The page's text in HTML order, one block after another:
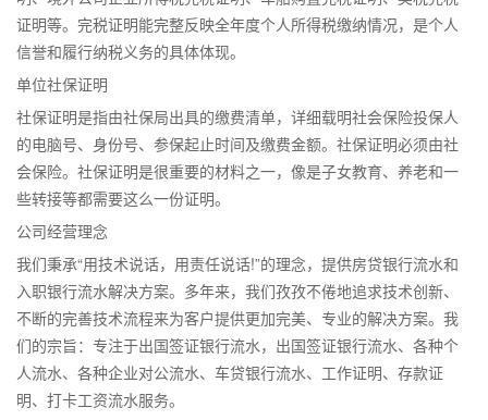
证明等。完税证明能完整反映全年度个人所得税缴纳情况，是个人
信誉和履行纳税义务的具体体现。
单位社保证明
社保证明是指由社保局出具的缴费清单，详细载明社会保险投保人
的电脑号、身份号、参保起止时间及缴费金额。社保证明必须由社
会保险。社保证明是很重要的材料之一，像是子女教育、养老和一
些转接等都需要这么一份证明。
公司经营理念
我们秉承“用技术说话，用责任说话!”的理念，提供房贷银行流水和
入职银行流水解决方案。多年来，我们孜孜不倦地追求技术创新、
不断的完善技术流程来为客户提供更加完美、专业的解决方案。我
们的宗旨：专注于出国签证银行流水，出国签证银行流水、各种个
人流水、各种企业对公流水、车贷银行流水、工作证明、存款证
明、打卡工资流水服务。